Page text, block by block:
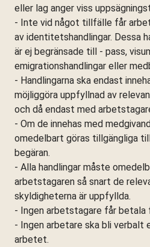
eller lag anger viss
- Inte vid något tillfälle får
av identitetshandlingar. Dessa
är ej begränsade till - pass,
emigrationshandlingar eller
- Handlingarna ska endast
möjliggöra uppfyllnad av
och då endast med
- Om de innehas med
omedelbart göras tillgängliga
begäran.
- Alla handlingar måste
arbetstagaren så snart de
skyldigheterna är uppfyllda.
- Ingen arbetstagare får
- Ingen arbetare ska bli verbalt
arbetet.